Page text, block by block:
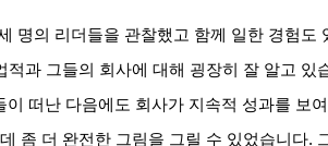
명의 리더들을 관찰했고 함께 일한 경험도
적과 그들의 회사에 대해 굉장히 잘 알고 있
이 떠난 다음에도 회사가 지속적 성과를 보
좀 더 완전한 그림을 그릴 수 있었습니다.